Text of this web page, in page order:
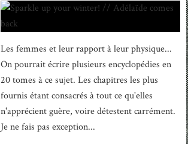
Les femmes et leur rapport à leur physique...
On pourrait écrire plusieurs encyclopédies en
20 tomes à ce sujet. Les chapitres les plus
fournis étant consacrés à tout ce qu'elles
n'apprécient guère, voire détestent carrément.
Je ne fais pas exception...